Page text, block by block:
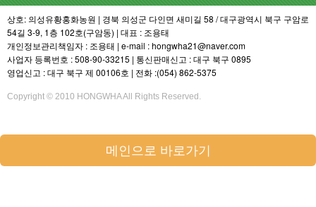
상호: 의성유황홍화농원 | 경북 의성군 다인면 새미길 58 / 대구광역시 북구 구암로
54길 3-9, 1층 102호(구암동) | 대표 : 조용태
개인정보관리책임자 : 조용태 | e-mail : hongwha21@naver.com
사업자 등록번호 : 508-90-33215 | 통신판매신고 : 대구 북구 0895
영업신고 : 대구 북구 제 00106호 | 전화 :(054) 862-5375
Copyright © 2010 HONGWHA All Rights Reserved.
메인으로 바로가기